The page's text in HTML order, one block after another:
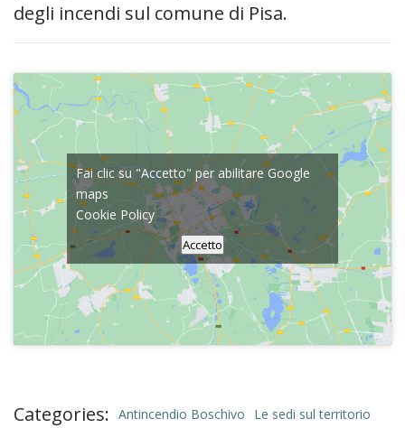
degli incendi sul comune di Pisa.
Fai clic su "Accetto" per abilitare Google
maps
Cookie Policy
Accetto
Categories: Antincendio Boschivo Le sedi sul territorio